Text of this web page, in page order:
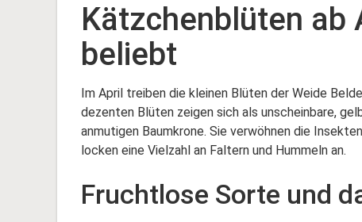
Kätzchenblüten ab
beliebt
Im April treiben die kleinen Blüten der Weide
dezenten Blüten zeigen sich als unscheinbare,
anmutigen Baumkrone. Sie verwöhnen die
locken eine Vielzahl an Faltern und Hummeln an.
Fruchtlose Sorte und